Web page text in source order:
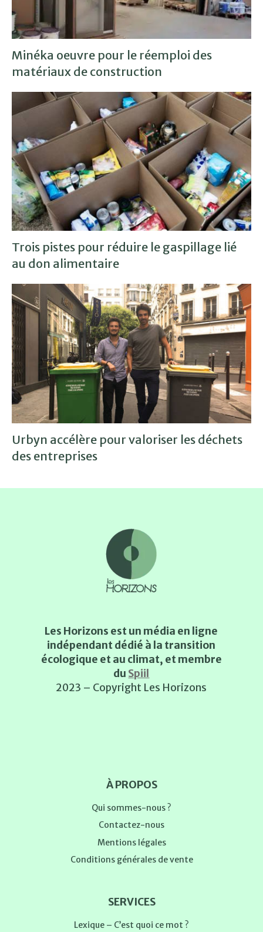
Minéka oeuvre pour le réemploi des
matériaux de construction
Trois pistes pour réduire le gaspillage lié
au don alimentaire
Urbyn accélère pour valoriser les déchets
des entreprises
Les Horizons est un média en ligne
indépendant dédié à la transition
écologique et au climat, et membre
du Spiil
2023 – Copyright Les Horizons
À PROPOS
Qui sommes-nous ?
Contactez-nous
Mentions légales
Conditions générales de vente
SERVICES
Lexique – C’est quoi ce mot ?